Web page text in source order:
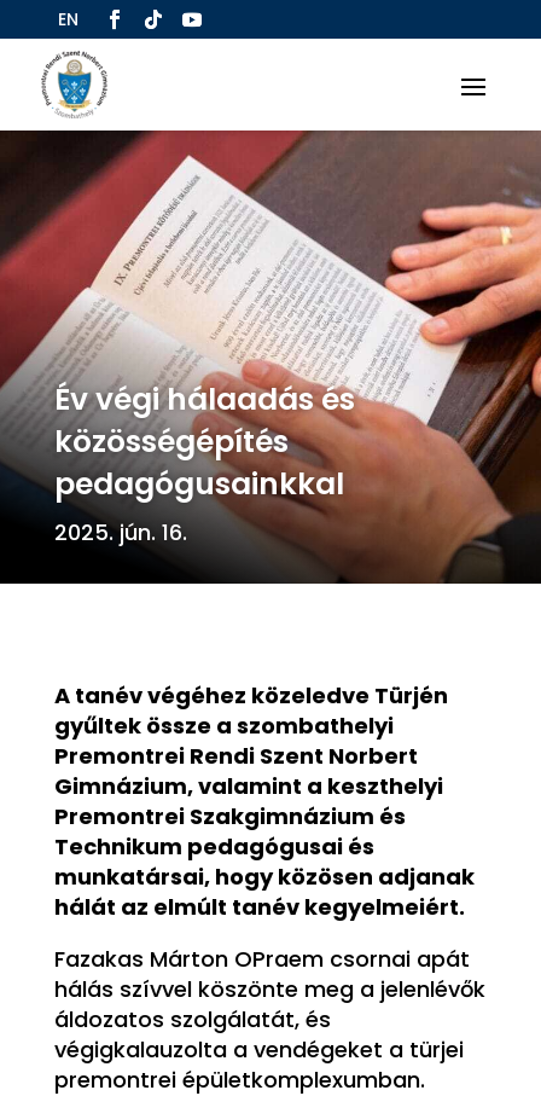
EN
Év végi hálaadás és
közösségépítés
pedagógusainkkal
2025. jún. 16.
A tanév végéhez közeledve Türjén
gyűltek össze a szombathelyi
Premontrei Rendi Szent Norbert
Gimnázium, valamint a keszthelyi
Premontrei Szakgimnázium és
Technikum pedagógusai és
munkatársai, hogy közösen adjanak
hálát az elmúlt tanév kegyelmeiért.
Fazakas Márton OPraem csornai apát
hálás szívvel köszönte meg a jelenlévők
áldozatos szolgálatát, és
végigkalauzolta a vendégeket a türjei
premontrei épületkomplexumban.